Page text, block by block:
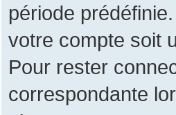
période
votre compte soit
Pour rester
correspondante